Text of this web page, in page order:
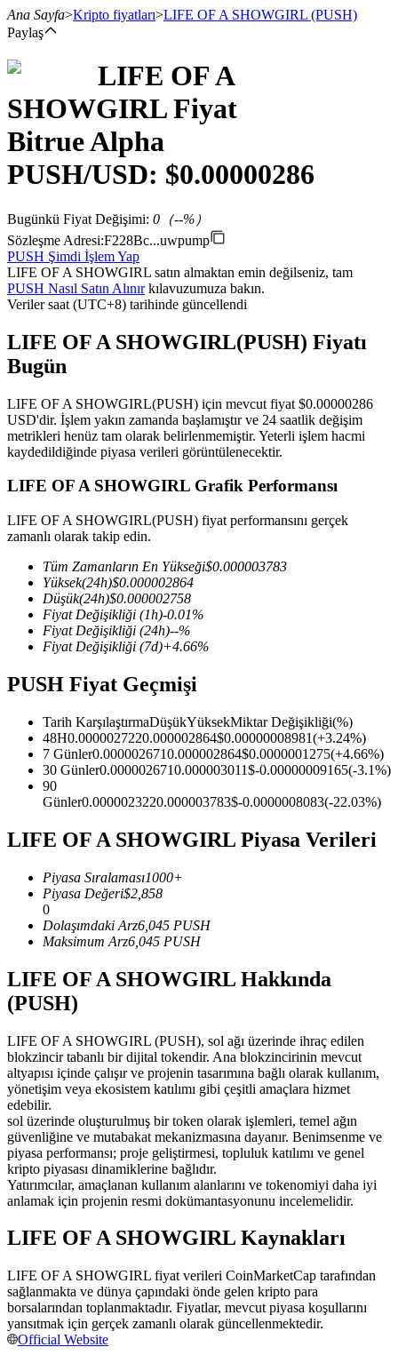
USDT Vadeli İşlemleri
Teminat olarak USDT kullanan vadeli işlemler
COIN-M Vadeli İşlemleri
TradFi
Hisse senetleri, döviz, değerli metaller ve emtia türevleri
USDC Vadeli İşlemleri
Kopya Ticaret
Kopya Tüccarı Olun
Kâr paylaşımı ve kopya ticaret komisyonlarının tadını çıkarın
Ana Sayfa>Kripto fiyatları>LIFE OF A SHOWGIRL (PUSH)
Paylaş
LIFE OF A
SHOWGIRL Fiyat
Bitrue Alpha
PUSH/USD: $0.00000286
Bugünkü Fiyat Değişimi: 0 （--%）
Sözleşme Adresi:F228Bc...uwpump
PUSH Şimdi İşlem Yap
LIFE OF A SHOWGIRL satın almaktan emin değilseniz, tam
PUSH Nasıl Satın Alınırkılavuzumuza bakın.
Veriler saat (UTC+8) tarihinde güncellendi
LIFE OF A SHOWGIRL(PUSH) Fiyatı
Bugün
LIFE OF A SHOWGIRL(PUSH) için mevcut fiyat $0.00000286
USD'dir. İşlem yakın zamanda başlamıştır ve 24 saatlik değişim
metrikleri henüz tam olarak belirlenmemiştir. Yeterli işlem hacmi
kaydedildiğinde piyasa verileri görüntülenecektir.
LIFE OF A SHOWGIRL Grafik Performansı
LIFE OF A SHOWGIRL(PUSH) fiyat performansını gerçek
zamanlı olarak takip edin.
Tüm Zamanların En Yükseği$0.000003783
Yüksek(24h)$0.000002864
Düşük(24h)$0.000002758
Fiyat Değişikliği (1h)-0.01%
Fiyat Değişikliği (24h)--%
Fiyat Değişikliği (7d)+4.66%
PUSH Fiyat Geçmişi
Tarih KarşılaştırmaDüşükYüksekMiktar Değişikliği(%)
48H0.0000027220.000002864$0.00000008981(+3.24%)
7 Günler0.0000026710.000002864$0.0000001275(+4.66%)
30 Günler0.0000026710.000003011$-0.00000009165(-3.1%)
90
Günler0.0000023220.000003783$-0.0000008083(-22.03%)
LIFE OF A SHOWGIRL Piyasa Verileri
Piyasa Sıralaması1000+
Piyasa Değeri$2,858
0
Dolaşımdaki Arz6,045 PUSH
Maksimum Arz6,045 PUSH
LIFE OF A SHOWGIRL Hakkında
(PUSH)
LIFE OF A SHOWGIRL (PUSH), sol ağı üzerinde ihraç edilen
blokzincir tabanlı bir dijital tokendir. Ana blokzincirinin mevcut
altyapısı içinde çalışır ve projenin tasarımına bağlı olarak kullanım,
yönetişim veya ekosistem katılımı gibi çeşitli amaçlara hizmet
edebilir.
sol üzerinde oluşturulmuş bir token olarak işlemleri, temel ağın
güvenliğine ve mutabakat mekanizmasına dayanır. Benimsenme ve
piyasa performansı; proje geliştirmesi, topluluk katılımı ve genel
kripto piyasası dinamiklerine bağlıdır.
Yatırımcılar, amaçlanan kullanım alanlarını ve tokenomiyi daha iyi
anlamak için projenin resmi dokümantasyonunu incelemelidir.
LIFE OF A SHOWGIRL Kaynakları
LIFE OF A SHOWGIRL fiyat verileri CoinMarketCap tarafından
sağlanmakta ve dünya çapındaki önde gelen kripto para
borsalarından toplanmaktadır. Fiyatlar, mevcut piyasa koşullarını
yansıtmak için gerçek zamanlı olarak güncellenmektedir.
Official Website